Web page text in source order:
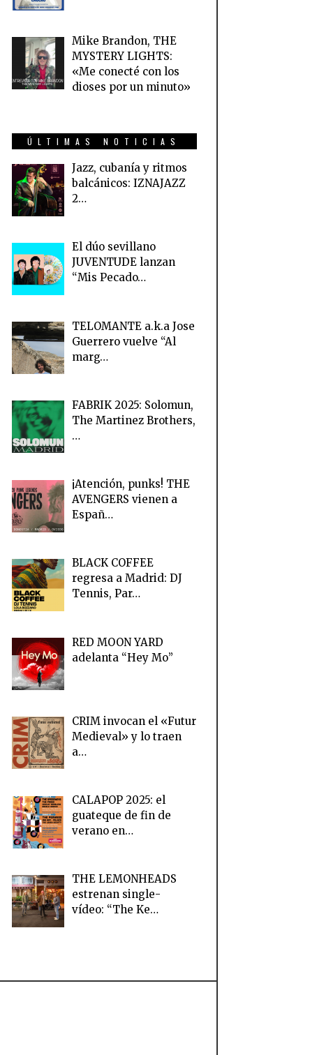
Mike Brandon, THE
MYSTERY LIGHTS:
«Me conecté con los
dioses por un minuto»
ÚLTIMAS NOTICIAS
Jazz, cubanía y ritmos
balcánicos: IZNAJAZZ
2…
El dúo sevillano
JUVENTUDE lanzan
“Mis Pecado…
TELOMANTE a.k.a Jose
Guerrero vuelve “Al
marg…
FABRIK 2025: Solomun,
The Martinez Brothers,
…
¡Atención, punks! THE
AVENGERS vienen a
Españ…
BLACK COFFEE
regresa a Madrid: DJ
Tennis, Par…
RED MOON YARD
adelanta “Hey Mo”
CRIM invocan el «Futur
Medieval» y lo traen
a…
CALAPOP 2025: el
guateque de fin de
verano en…
THE LEMONHEADS
estrenan single-
vídeo: “The Ke…